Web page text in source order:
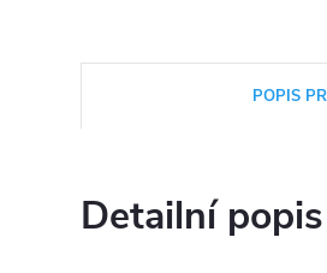
POPIS
Detailní